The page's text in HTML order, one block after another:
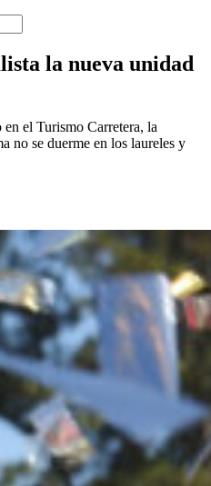
la nueva unidad
el Turismo Carretera, la
no se duerme en los laureles y